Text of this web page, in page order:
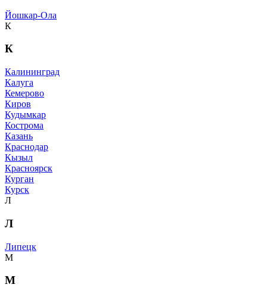
Йошкар-Ола
К
К
Калининград
Калуга
Кемерово
Киров
Кудымкар
Кострома
Казань
Краснодар
Кызыл
Красноярск
Курган
Курск
Л
Л
Липецк
М
М